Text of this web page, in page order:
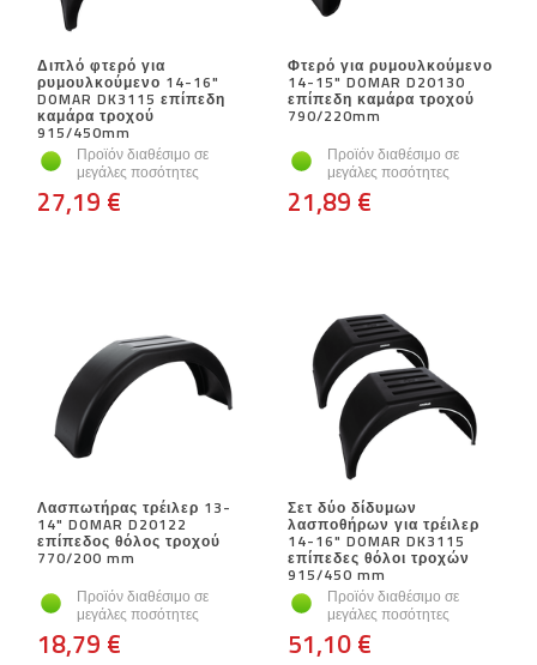
Διπλό φτερό για
ρυμουλκούμενο 14-16"
DOMAR DK3115 επίπεδη
καμάρα τροχού
915/450mm
Προϊόν διαθέσιμο σε
μεγάλες ποσότητες
27,19 €
Φτερό για ρυμουλκούμενο
14-15" DOMAR D20130
επίπεδη καμάρα τροχού
790/220mm
Προϊόν διαθέσιμο σε
μεγάλες ποσότητες
21,89 €
Λασπωτήρας τρέιλερ 13-
14" DOMAR D20122
επίπεδος θόλος τροχού
770/200 mm
Προϊόν διαθέσιμο σε
μεγάλες ποσότητες
18,79 €
Σετ δύο δίδυμων
λασποθήρων για τρέιλερ
14-16" DOMAR DK3115
επίπεδες θόλοι τροχών
915/450 mm
Προϊόν διαθέσιμο σε
μεγάλες ποσότητες
51,10 €